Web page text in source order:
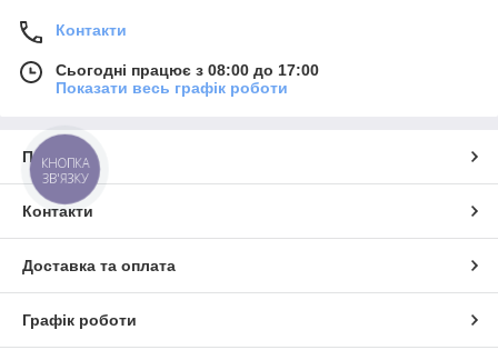
Контакти
Сьогодні працює з 08:00 до 17:00
Показати весь графік роботи
Про нас
Контакти
Доставка та оплата
Графік роботи
КНОПКА
ЗВ'ЯЗКУ